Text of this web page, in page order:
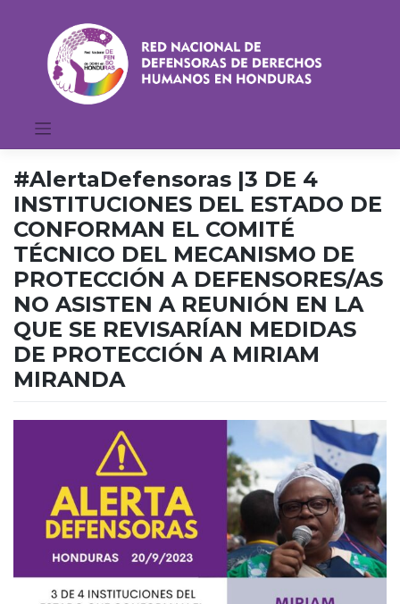
#AlertaDefensoras |3 DE 4
INSTITUCIONES DEL ESTADO DE
CONFORMAN EL COMITÉ
TÉCNICO DEL MECANISMO DE
PROTECCIÓN A DEFENSORES/AS
NO ASISTEN A REUNIÓN EN LA
QUE SE REVISARÍAN MEDIDAS
DE PROTECCIÓN A MIRIAM
MIRANDA